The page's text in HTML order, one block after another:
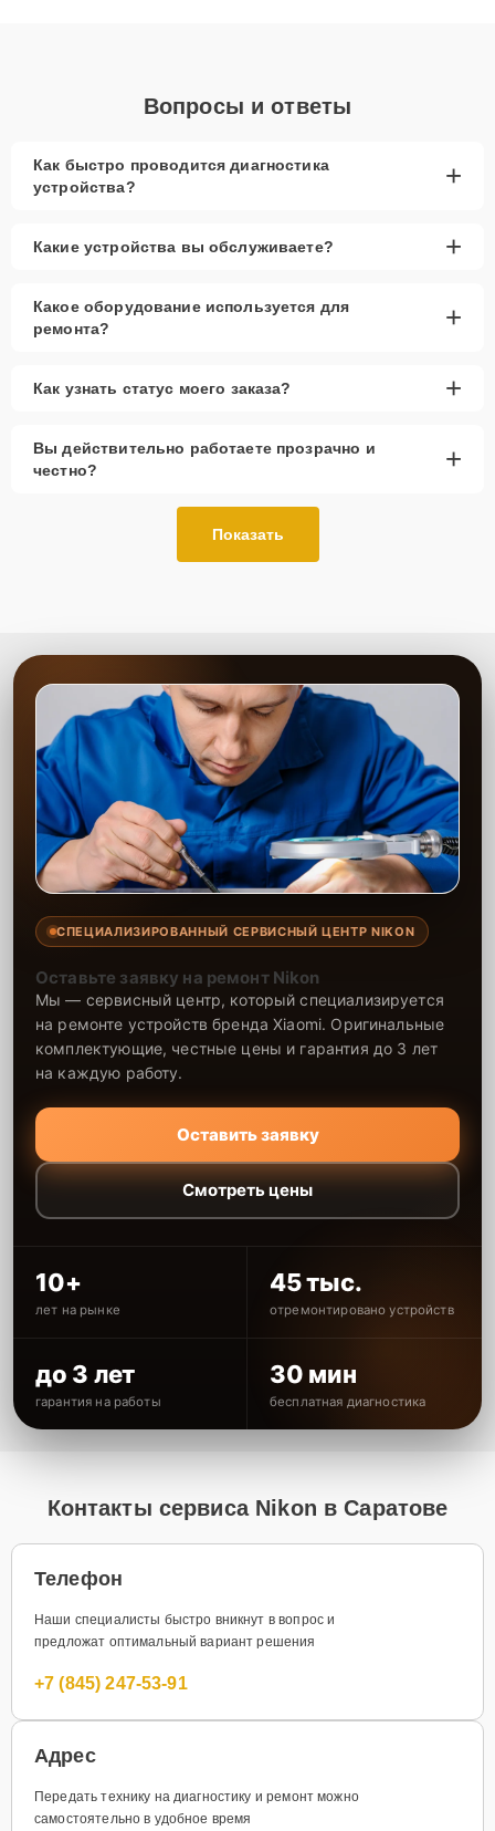
Вопросы и ответы
Как быстро проводится диагностика
устройства?
+
Какие устройства вы обслуживаете? +
Какое оборудование используется для
ремонта?
+
Как узнать статус моего заказа? +
Вы действительно работаете прозрачно и
честно?
+
Показать
СПЕЦИАЛИЗИРОВАННЫЙ СЕРВИСНЫЙ ЦЕНТР NIKON
Оставьте заявку на ремонт Nikon
Мы — сервисный центр, который специализируется
на ремонте устройств бренда Xiaomi. Оригинальные
комплектующие, честные цены и гарантия до 3 лет
на каждую работу.
Оставить заявку
Смотреть цены
10+
лет на рынке
45 тыс.
отремонтировано устройств
до 3 лет
гарантия на работы
30 мин
бесплатная диагностика
Контакты сервиса Nikon в Саратове
Телефон
Наши специалисты быстро вникнут в вопрос и
предложат оптимальный вариант решения
+7 (845) 247-53-91
Адрес
Передать технику на диагностику и ремонт можно
самостоятельно в удобное время